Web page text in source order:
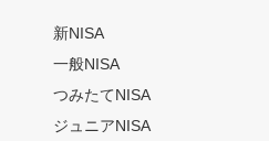
新NISA
一般NISA
つみたてNISA
ジュニアNISA